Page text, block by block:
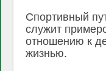
Спортивный
служит
отношению к
жизнью.